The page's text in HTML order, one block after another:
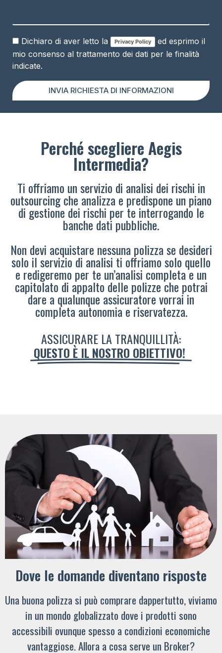
Dichiaro di aver letto la Privacy Policy
ed esprimo il
mio consenso al trattamento dei dati per le finalità
indicate.
INVIA RICHIESTA DI INFORMAZIONI
Perché scegliere Aegis
Intermedia?
Ti offriamo un servizio di analisi dei rischi in
outsourcing che analizza e predispone un piano
di gestione dei rischi per te interrogando le
banche dati pubbliche.
Non devi acquistare nessuna polizza se desideri
solo il servizio di analisi ti offriamo solo quello
e redigeremo per te un’analisi completa e un
capitolato di appalto delle polizze che potrai
dare a qualunque assicuratore vorrai in
completa autonomia e riservatezza.
ASSICURARE LA TRANQUILLITÀ:
QUESTO È IL NOSTRO OBIETTIVO!
Dove le domande diventano risposte
Una buona polizza si può comprare dappertutto, viviamo
in un mondo globalizzato dove i prodotti sono
accessibili ovunque spesso a condizioni economiche
vantaggiose. Allora a cosa serve un Broker?